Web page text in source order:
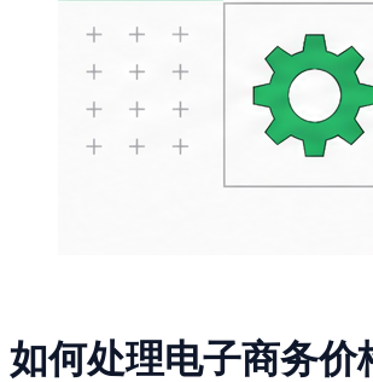
如何处理电子商务价